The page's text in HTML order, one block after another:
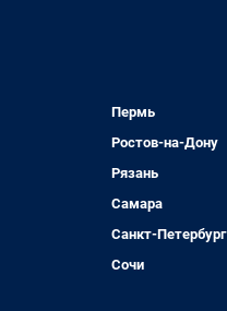
Пермь
Ростов-на-Дону
Рязань
Самара
Санкт-Петербург
Сочи